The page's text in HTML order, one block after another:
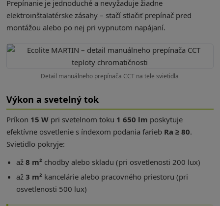
Prepínanie je jednoduché a nevyžaduje žiadne
elektroinštalatérske zásahy – stačí stlačiť prepínač pred
montážou alebo po nej pri vypnutom napájaní.
Detail manuálneho prepínača CCT na tele svietidla
Výkon a svetelný tok
Príkon 15 W pri svetelnom toku 1 650 lm poskytuje
efektívne osvetlenie s índexom podania farieb Ra ≥ 80.
Svietidlo pokryje:
až8 m² chodby alebo skladu (pri osvetlenosti 200 lux)
až3 m² kancelárie alebo pracovného priestoru (pri
osvetlenosti 500 lux)